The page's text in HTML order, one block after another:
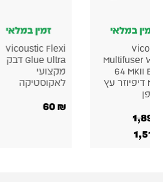
זמין במלאי
Multifuser
64 MKII
Matte דיפיוזר עץ
זמין במלאי
Vicoustic Flexi
Glue Ultra דבק
מקצועי
לאקוסטיקה
₪
60